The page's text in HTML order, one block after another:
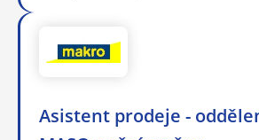
Asistent prodeje -